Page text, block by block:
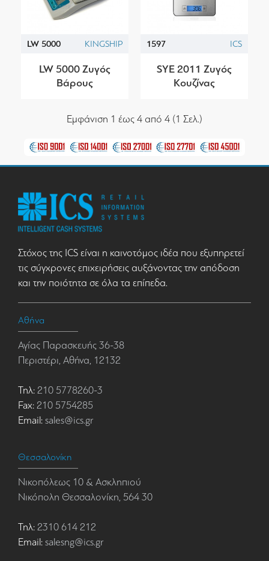
LW 5000 KINGSHIP
LW 5000 Ζυγός
Βάρους
1597 ICS
SYE 2011 Ζυγός
Κουζίνας
Εμφάνιση 1 έως 4 από 4 (1 Σελ.)
Στόχος της ICS είναι η καινοτόμος ιδέα που εξυπηρετεί
τις σύγχρονες επιχειρήσεις αυξάνοντας την απόδοση
και την ποιότητα σε όλα τα επίπεδα.
Αθήνα
Αγίας Παρασκευής 36-38
Περιστέρι, Αθήνα, 12132
Τηλ: 210 5778260-3
Fax: 210 5754285
Email: sales@ics.gr
Θεσσαλονίκη
Νικοπόλεως 10 & Ασκληπιού
Νικόπολη Θεσσαλονίκη, 564 30
Τηλ: 2310 614 212
Email: salesng@ics.gr